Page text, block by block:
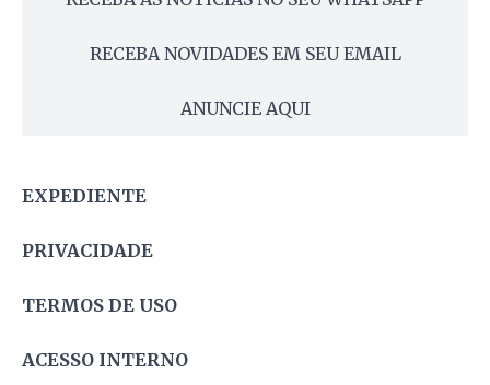
RECEBA NOVIDADES EM SEU EMAIL
ANUNCIE AQUI
EXPEDIENTE
PRIVACIDADE
TERMOS DE USO
ACESSO INTERNO